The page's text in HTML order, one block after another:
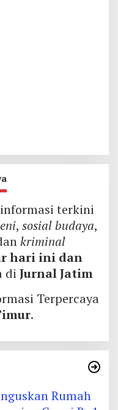
terkini
, sosial budaya,
kriminal
hari ini dan
di Jurnal Jatim
Terpercaya
.